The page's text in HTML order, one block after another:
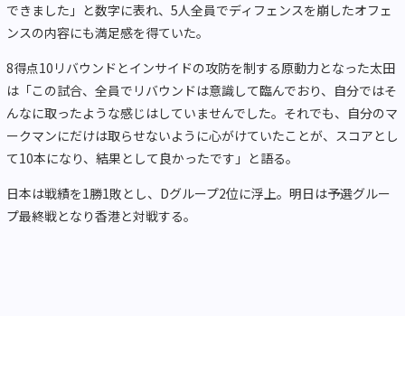
できました」と数字に表れ、5人全員でディフェンスを崩したオフェ
ンスの内容にも満足感を得ていた。
8得点10リバウンドとインサイドの攻防を制する原動力となった太田
は「この試合、全員でリバウンドは意識して臨んでおり、自分ではそ
んなに取ったような感じはしていませんでした。それでも、自分のマ
ークマンにだけは取らせないように心がけていたことが、スコアとし
て10本になり、結果として良かったです」と語る。
日本は戦績を1勝1敗とし、Dグループ2位に浮上。明日は予選グルー
プ最終戦となり香港と対戦する。